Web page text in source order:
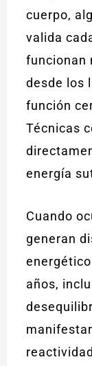
cuerpo,
valida
funcionan
desde los
función
Técnicas
energía
Cuando
generan
años,